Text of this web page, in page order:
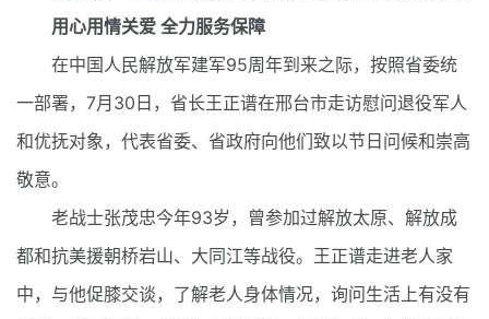
用心用情关爱 全力服务保障
在中国人民解放军建军95周年到来之际，按照省委统
一部署，7月30日，省长王正谱在邢台市走访慰问退役军人
和优抚对象，代表省委、省政府向他们致以节日问候和崇高
敬意。
老战士张茂忠今年93岁，曾参加过解放太原、解放成
都和抗美援朝桥岩山、大同江等战役。王正谱走进老人家
中，与他促膝交谈，了解老人身体情况，询问生活上有没有